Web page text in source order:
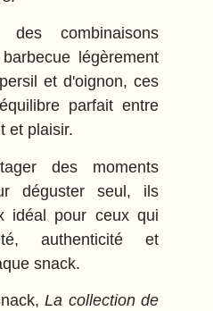
des combinaisons
barbecue légèrement
et d'oignon, ces
parfait entre
et plaisir.
des moments
déguster seul, ils
idéal pour ceux qui
authenticité et
snack.
La collection de